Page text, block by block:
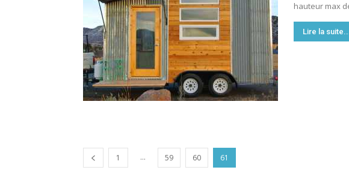
hauteur max
Lire la
1 ... 59 60 61